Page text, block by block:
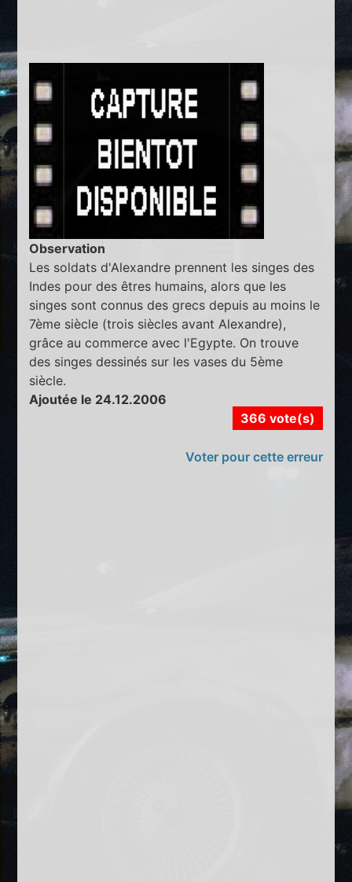
Observation
Les soldats d'Alexandre prennent les singes des
Indes pour des êtres humains, alors que les
singes sont connus des grecs depuis au moins le
7ème siècle (trois siècles avant Alexandre),
grâce au commerce avec l'Egypte. On trouve
des singes dessinés sur les vases du 5ème
siècle.
Ajoutée le 24.12.2006
366 vote(s)
Voter pour cette erreur